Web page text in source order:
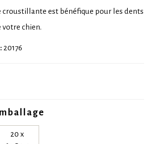
croustillante est bénéfique pour les dents
votre chien.
20176
20 x